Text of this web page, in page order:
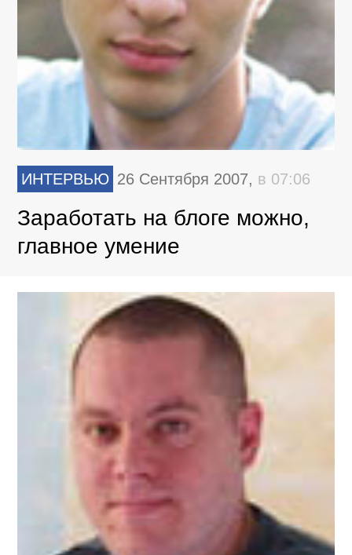
ИНТЕРВЬЮ 26 Сентября 2007, в 07:06
Заработать на блоге можно,
главное умение